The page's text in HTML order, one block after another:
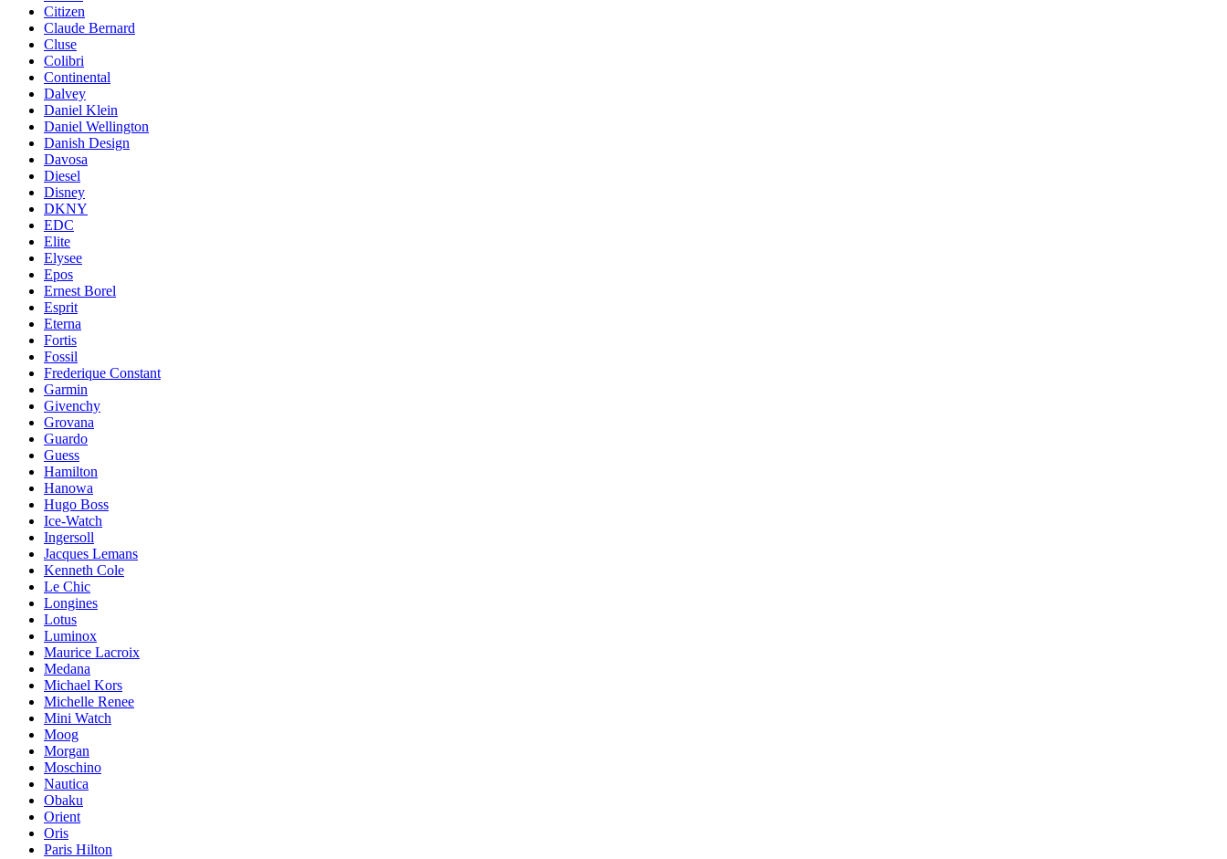
Citizen
Claude Bernard
Cluse
Colibri
Continental
Dalvey
Daniel Klein
Daniel Wellington
Danish Design
Davosa
Diesel
Disney
DKNY
EDC
Elite
Elysee
Epos
Ernest Borel
Esprit
Eterna
Fortis
Fossil
Frederique Constant
Garmin
Givenchy
Grovana
Guardo
Guess
Hamilton
Hanowa
Hugo Boss
Ice-Watch
Ingersoll
Jacques Lemans
Kenneth Cole
Le Chic
Longines
Lotus
Luminox
Maurice Lacroix
Medana
Michael Kors
Michelle Renee
Mini Watch
Moog
Morgan
Moschino
Nautica
Obaku
Orient
Oris
Paris Hilton